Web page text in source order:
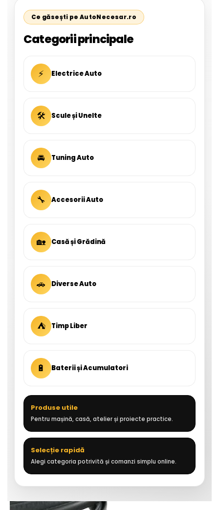
Ce găsești pe AutoNecesar.ro
Categorii principale
⚡ Electrice Auto
🛠 Scule și Unelte
🚘 Tuning Auto
🔧 Accesorii Auto
🏡 Casă și Grădină
🚗 Diverse Auto
⛺ Timp Liber
🔋 Baterii și Acumulatori
Produse utile
Pentru mașină, casă, atelier și proiecte practice.
Selecție rapidă
Alegi categoria potrivită și comanzi simplu online.